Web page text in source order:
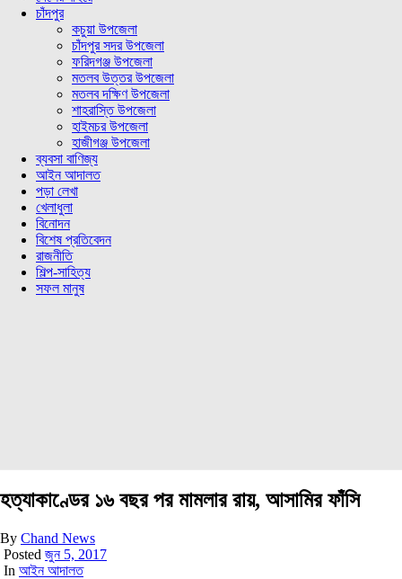
চাঁদপুর
কচুয়া উপজেলা
চাঁদপুর সদর উপজেলা
ফরিদগঞ্জ উপজেলা
মতলব উত্তর উপজেলা
মতলব দক্ষিণ উপজেলা
শাহরাস্তি উপজেলা
হাইমচর উপজেলা
হাজীগঞ্জ উপজেলা
ব্যবসা বাণিজ্য
আইন আদালত
পড়া লেখা
খেলাধুলা
বিনোদন
বিশেষ প্রতিবেদন
রাজনীতি
শিল্প-সাহিত্য
সফল মানুষ
হত্যাকাণ্ডের ১৬ বছর পর মামলার রায়, আসামির ফাঁসি
By Chand News
Posted জুন 5, 2017
In আইন আদালত